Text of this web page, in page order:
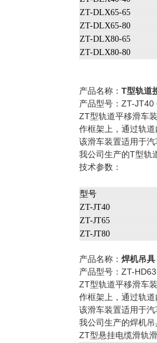
ZT-DLX65-65
ZT-DLX65-80
ZT-DLX80-65
ZT-DLX80-80
产品名称： T型轨道
产品型号：ZT-JT40
ZT型轨道平移滑车
作框架上，通过轨
该滑车装置适用于
我公司生产的T型轨
技术参数：
型号
ZT-JT40
ZT-JT65
ZT-JT80
产品名称： 焊机吊具
产品型号：ZT-
ZT型轨道平移滑车
作框架上，通过轨
该滑车装置适用于
我公司生产的焊机
ZT型悬挂电缆滑轨